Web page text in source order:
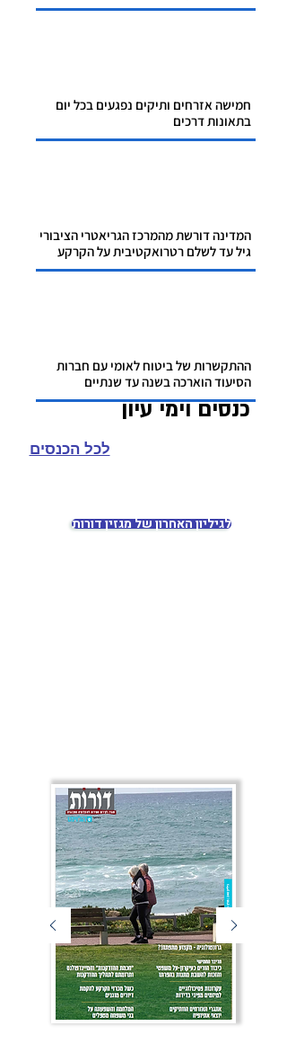
חמישה אזרחים ותיקים נפגעים בכל יום
בתאונות דרכים
המדינה דורשת מהמרכז הגריאטרי הציבורי
גיל עד לשלם רטרואקטיבית על הקרקע
ההתקשרות של ביטוח לאומי עם חברות
הסיעוד הוארכה בשנה עד שנתיים
כנסים וימי עיון
לכל הכנסים
לגיליון האחרון של מגזין דורות